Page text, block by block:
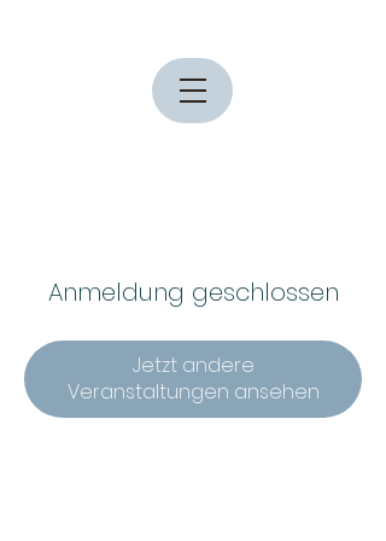
Anmeldung geschlossen
Jetzt andere
Veranstaltungen ansehen